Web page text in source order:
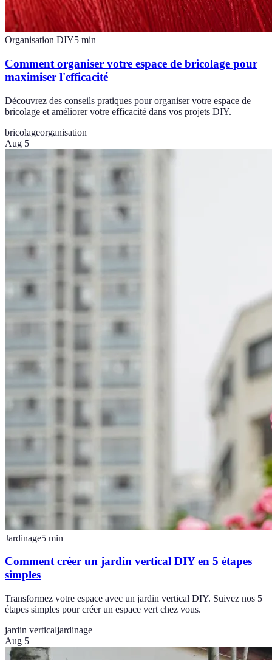
Organisation DIY5 min
Comment organiser votre espace de bricolage pour
maximiser l'efficacité
Découvrez des conseils pratiques pour organiser votre espace de
bricolage et améliorer votre efficacité dans vos projets DIY.
bricolageorganisation
Aug 5
Jardinage5 min
Comment créer un jardin vertical DIY en 5 étapes
simples
Transformez votre espace avec un jardin vertical DIY. Suivez nos 5
étapes simples pour créer un espace vert chez vous.
jardin verticaljardinage
Aug 5